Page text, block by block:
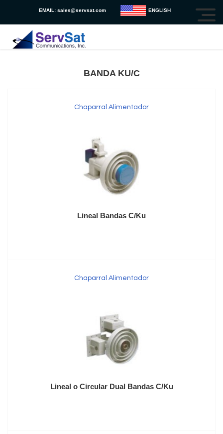
EMAIL: sales@servsat.com ENGLISH
BANDA KU/C
Chaparral Alimentador
Lineal Bandas C/Ku
Chaparral Alimentador
Lineal o Circular Dual Bandas C/Ku